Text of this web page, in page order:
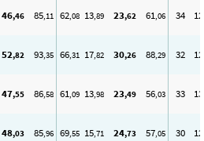
46,46 85,11 62,08 13,89 23,62 61,06 34 12
52,82 93,35 66,31 17,82 30,26 88,29 32 12
47,55 86,58 61,09 13,98 23,49 56,03 33 13
48,03 85,96 69,55 15,71 24,73 57,05 30 12